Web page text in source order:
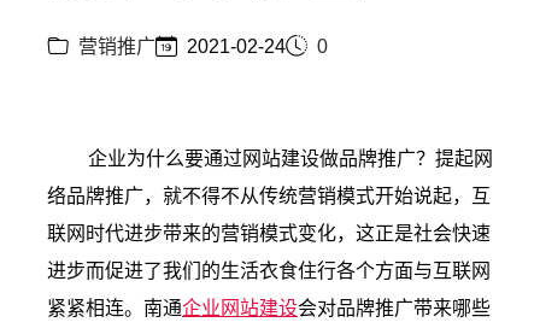
营销推广 2021-02-24 0
企业为什么要通过网站建设做品牌推广？提起网
络品牌推广，就不得不从传统营销模式开始说起，互
联网时代进步带来的营销模式变化，这正是社会快速
进步而促进了我们的生活衣食住行各个方面与互联网
紧紧相连。南通企业网站建设会对品牌推广带来哪些